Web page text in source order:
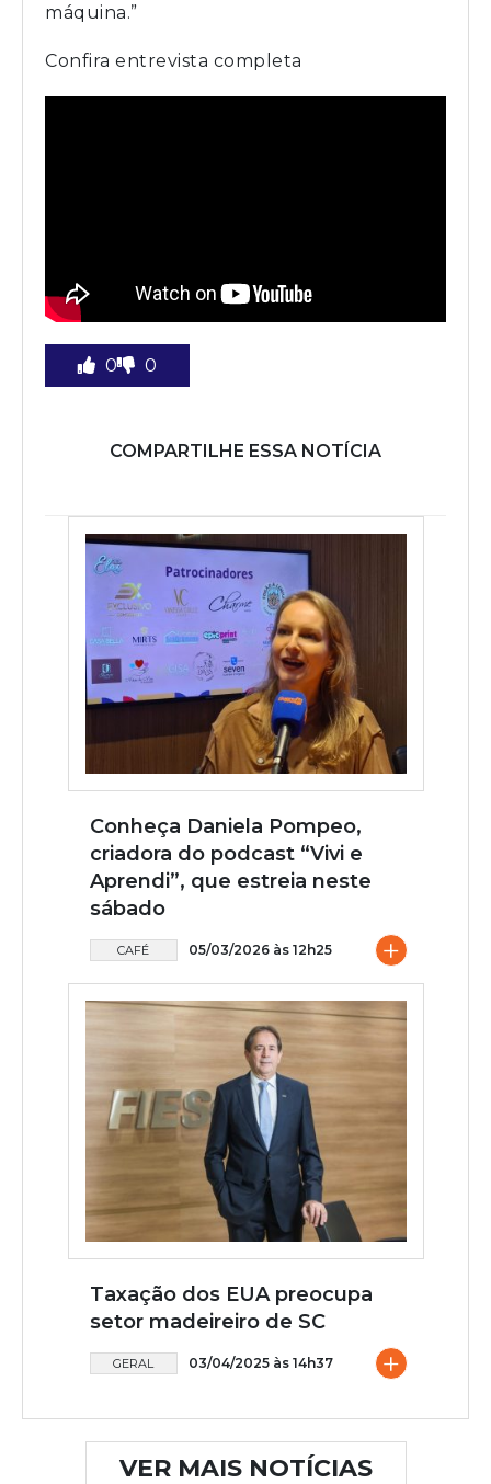
máquina.”
Confira entrevista completa
0 0
COMPARTILHE ESSA NOTÍCIA
Conheça Daniela Pompeo,
criadora do podcast “Vivi e
Aprendi”, que estreia neste
sábado
CAFÉ 05/03/2026 às 12h25 +
Taxação dos EUA preocupa
setor madeireiro de SC
GERAL 03/04/2025 às 14h37 +
VER MAIS NOTÍCIAS